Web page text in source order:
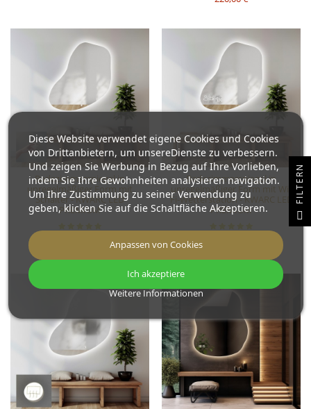
Badezimmerspiegel in
unregelmäßiger Form mit
Schalter - KWARC LED
PREMIUM
Badezimmerspiegel in
unregelmäßiger Form mit Wi-
Fi-Wetterstation - KWARC LED
PREMIUM
Diese Website verwendet eigene Cookies und Cookies
von Drittanbietern, um unsereDienste zu verbessern.
Und zeigen Sie Werbung in Bezug auf Ihre Vorlieben,
indem Sie Ihre Gewohnheiten analysieren navigation.
Um Ihre Zustimmung zu seiner Verwendung zu
geben, klicken Sie auf die Schaltfläche Akzeptieren.
Weitere Informationen
Anpassen von Cookies
Ich akzeptiere
N